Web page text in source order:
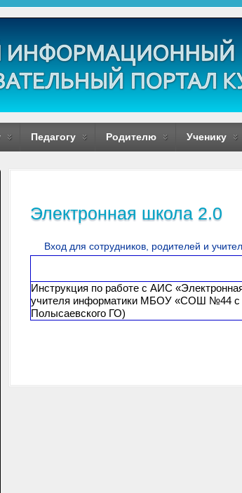
Педагогу Родителю Ученику
Электронная школа 2.0
Вход для сотрудников, родителей и
Инструкция по работе с АИС
учителя информатики МБОУ «СОШ №44 с
Полысаевского ГО)